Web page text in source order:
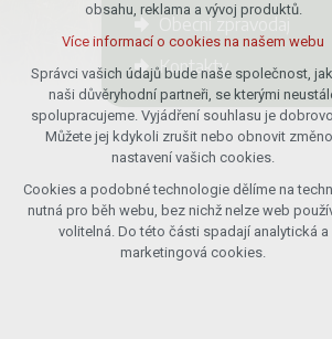
Obecní zpravodaj
Kontakty
Volitelná cookies
analytická pro anonymizované
vyhodnocení návštěvnosti
marketingová cookies (Google)
Více informací o cookies na našem webu
Přijmout všechny cookies
Odmítnout vše
obsahu, reklama a vývoj produktů.
Více informací o cookies na našem webu
Správci vašich údajů bude naše společnost,
naši důvěryhodní partneři, se kterými
spolupracujeme. Vyjádření souhlasu je
Můžete jej kdykoli zrušit nebo obnovit
nastavení vašich cookies.
Cookies a podobné technologie dělíme na
nutná pro běh webu, bez nichž nelze web
volitelná. Do této části spadají analytická a
marketingová cookies.